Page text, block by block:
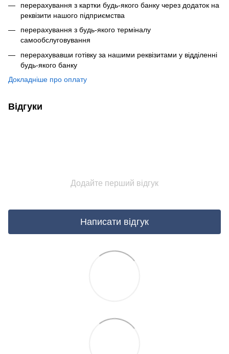
перерахування з картки будь-якого банку через додаток на
реквізити нашого підприємства
перерахування з будь-якого терміналу
самообслуговування
перерахувавши готівку за нашими реквізитами у відділенні
будь-якого банку
Докладніше про оплату
Відгуки
Додайте перший відгук
Написати відгук